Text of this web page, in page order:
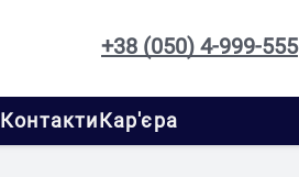
+38 (050) 4-999-555
КонтактиКар'єра